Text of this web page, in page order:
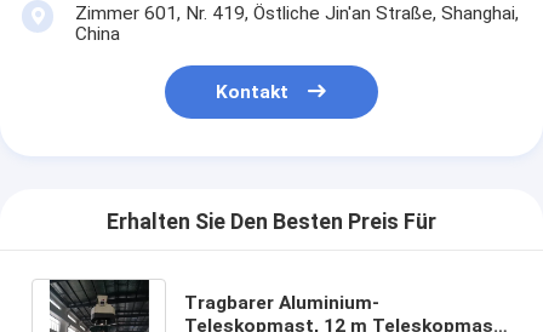
Zimmer 601, Nr. 419, Östliche Jin'an Straße, Shanghai,
China
Kontakt
Erhalten Sie Den Besten Preis Für
Tragbarer Aluminium-
Teleskopmast, 12 m Teleskopmast,